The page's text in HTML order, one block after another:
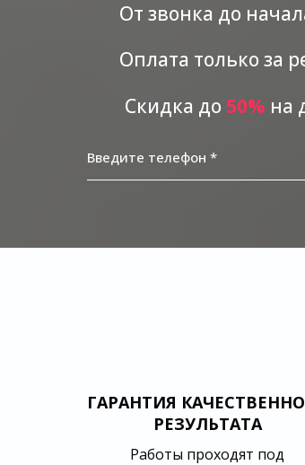
От звонка до
Оплата только за
Скидка до 50% на
Введите телефон *
ГАРАНТИЯ
РЕЗУЛЬТАТА
Работы проходят под